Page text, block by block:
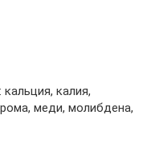
калия,
меди, молибдена,